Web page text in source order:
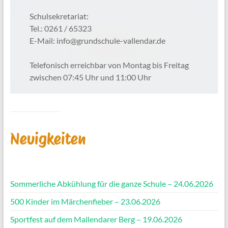
Schulsekretariat:
Tel.: 0261 / 65323
E-Mail: info@grundschule-vallendar.de
Telefonisch erreichbar von Montag bis Freitag
zwischen 07:45 Uhr und 11:00 Uhr
Neuigkeiten
Sommerliche Abkühlung für die ganze Schule – 24.06.2026
500 Kinder im Märchenfieber – 23.06.2026
Sportfest auf dem Mallendarer Berg – 19.06.2026